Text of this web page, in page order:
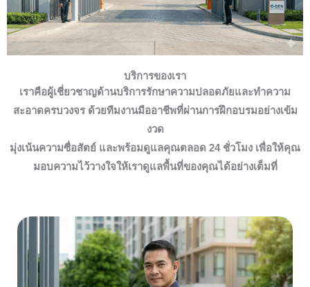
บริการของเรา
เราคือผู้เชี่ยวชาญด้านบริการรักษาความปลอดภัยและทำความ
สะอาดครบวงจร ด้วยทีมงานมืออาชีพที่ผ่านการฝึกอบรมอย่างเข้ม
งวด
มุ่งเน้นความซื่อสัตย์ และพร้อมดูแลคุณตลอด 24 ชั่วโมง เพื่อให้คุณ
มอบความไว้วางใจให้เราดูแลพื้นที่ของคุณได้อย่างเต็มที่